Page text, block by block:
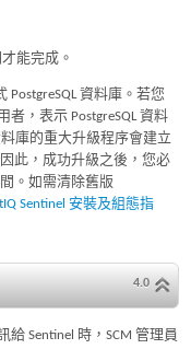
能完成。
PostgreSQL 資料庫。若您
者，表示 PostgreSQL 資料
料庫的重大升級程序會建立
此，成功升級之後，您必
。如需清除舊版
Sentinel 安裝及組態指
4.0
Sentinel 時，SCM 管理員